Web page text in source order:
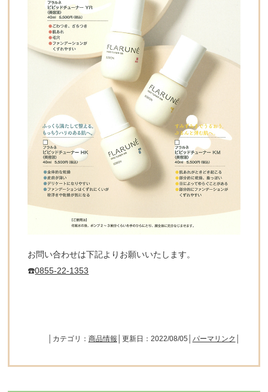
お問い合わせは下記よりお願いいたします。
☎️0855-22-1353
│カテゴリ： 商品情報 │更新日：2022/08/05│ パーマリンク